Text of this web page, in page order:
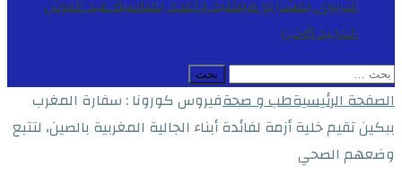
التربوي بمشاريع هيكلية واعدة بمناسبة عيد العرش
المجيدالاخبار
البحث
عن:
الصفحة الرئيسيةطب و صحةفيروس كورونا : سفارة المغرب
ببكين تقيم خلية أزمة لفائدة أبناء الجالية المغربية بالصين، لتتبع
وضعهم الصحي